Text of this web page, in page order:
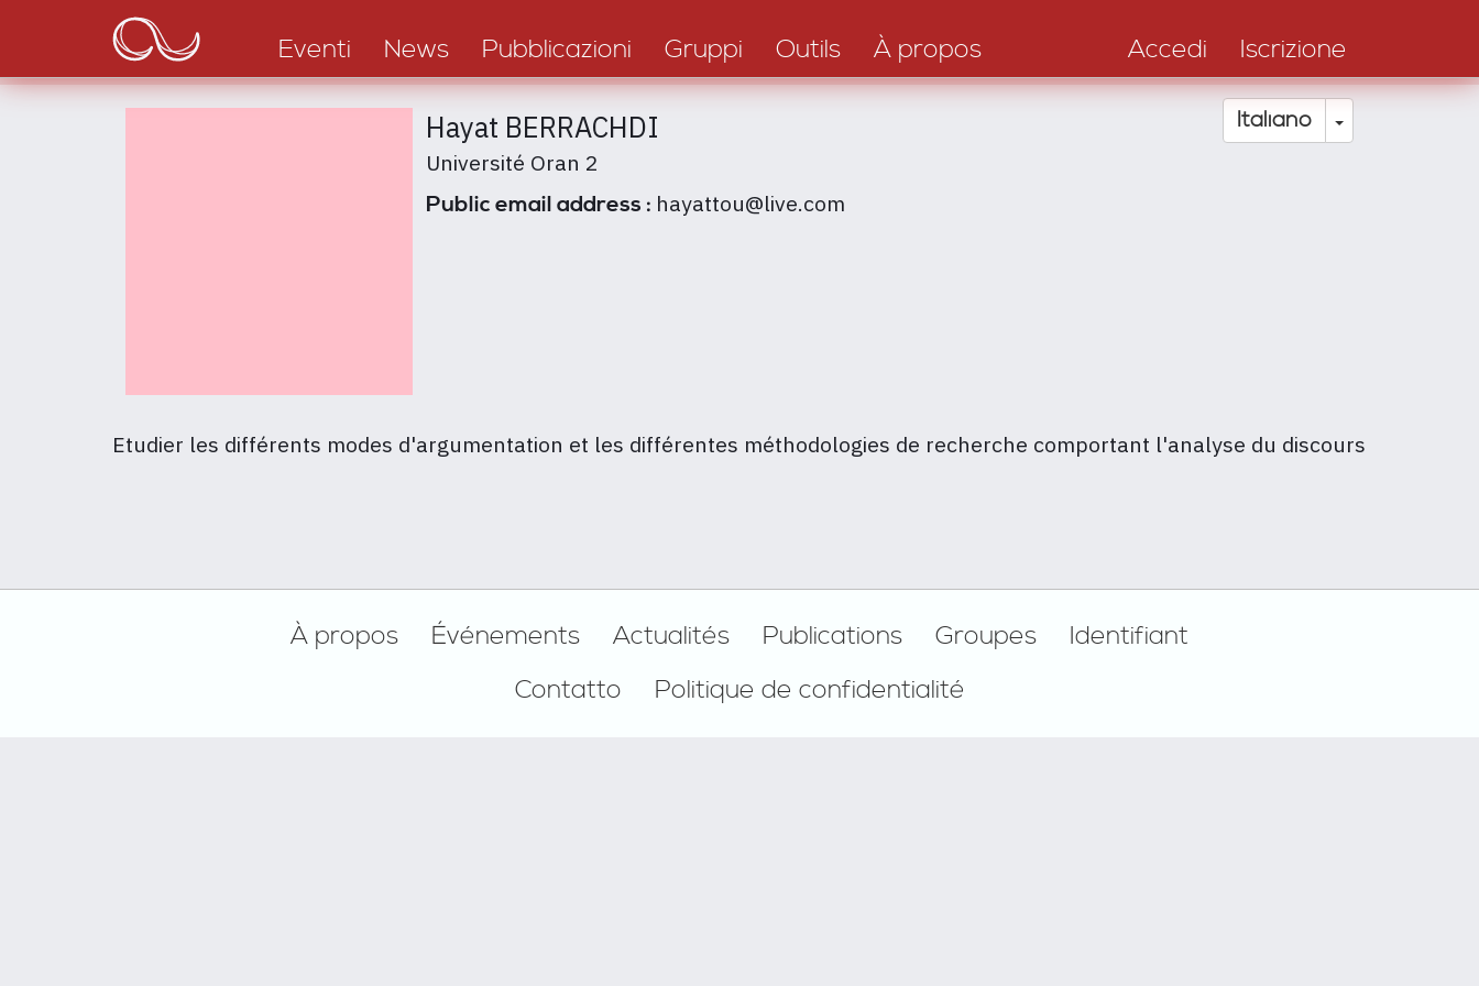
contenuto
navigation
Eventi News Pubblicazioni Gruppi Outils À propos Accedi Iscrizione
Italiano Toggle
Hayat BERRACHDI
Université Oran 2
Public email address : hayattou@live.com
Etudier les différents modes d'argumentation et les différentes méthodologies de recherche comportant l'analyse du discours
À propos Événements Actualités Publications Groupes
Identifiant
Contatto
Politique de confidentialité